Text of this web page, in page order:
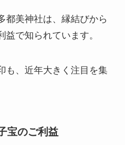
都美神社は、縁結びから
で知られています。
も、近年大きく注目を集
宝のご利益